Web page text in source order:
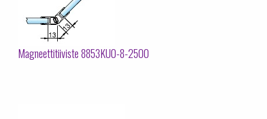
Magneettitiiviste 8853KU0-8-2500